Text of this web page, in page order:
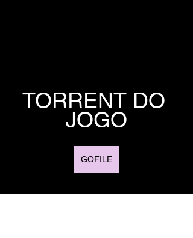
TORRENT DO
JOGO
GOFILE